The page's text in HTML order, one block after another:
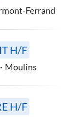
Ferrand
H/F
· Moulins
H/F